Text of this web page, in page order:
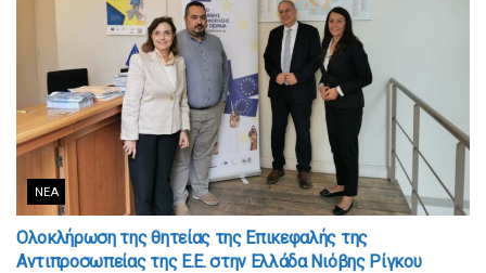
ΝΈΑ
Ολοκλήρωση της θητείας της Επικεφαλής της
Αντιπροσωπείας της Ε.Ε. στην Ελλάδα Νιόβης Ρίγκου